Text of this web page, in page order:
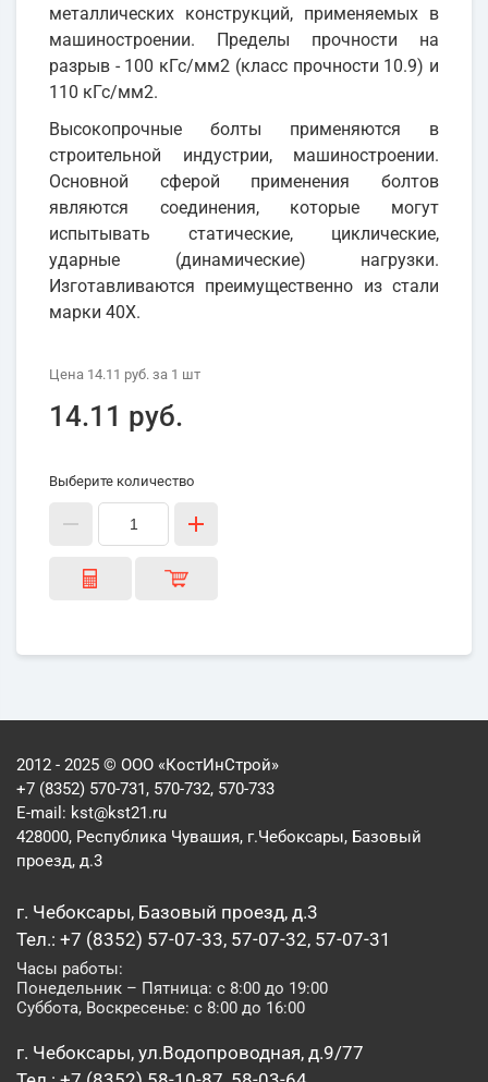
металлических конструкций, применяемых в
машиностроении. Пределы прочности на
разрыв - 100 кГс/мм2 (класс прочности 10.9) и
110 кГс/мм2.
Высокопрочные болты применяются в
строительной индустрии, машиностроении.
Основной сферой применения болтов
являются соединения, которые могут
испытывать статические, циклические,
ударные (динамические) нагрузки.
Изготавливаются преимущественно из стали
марки 40Х.
Цена 14.11 руб. за 1 шт
14.11 руб.
Выберите количество
2012 - 2025 © ООО «КостИнСтрой»
+7 (8352) 570-731, 570-732, 570-733
E-mail: kst@kst21.ru
428000, Республика Чувашия, г.Чебоксары, Базовый
проезд, д.3
г. Чебоксары, Базовый проезд, д.3
Тел.: +7 (8352) 57-07-33, 57-07-32, 57-07-31
Часы работы:
Понедельник – Пятница: с 8:00 до 19:00
Суббота, Воскресенье: с 8:00 до 16:00
г. Чебоксары, ул.Водопроводная, д.9/77